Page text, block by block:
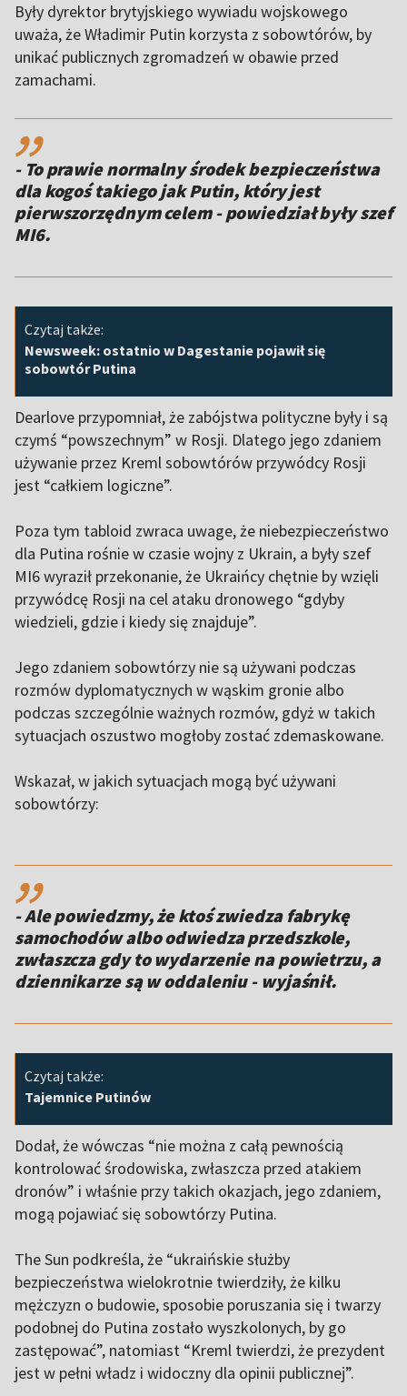
Były dyrektor brytyjskiego wywiadu wojskowego
uważa, że Władimir Putin korzysta z sobowtórów, by
unikać publicznych zgromadzeń w obawie przed
zamachami.
,,
- To prawie normalny środek bezpieczeństwa
dla kogoś takiego jak Putin, który jest
pierwszorzędnym celem - powiedział były szef
MI6.
Czytaj także:
Newsweek: ostatnio w Dagestanie pojawił się
sobowtór Putina
Dearlove przypomniał, że zabójstwa polityczne były i są
czymś “powszechnym” w Rosji. Dlatego jego zdaniem
używanie przez Kreml sobowtórów przywódcy Rosji
jest “całkiem logiczne”.
Poza tym tabloid zwraca uwage, że niebezpieczeństwo
dla Putina rośnie w czasie wojny z Ukrain, a były szef
MI6 wyraził przekonanie, że Ukraińcy chętnie by wzięli
przywódcę Rosji na cel ataku dronowego “gdyby
wiedzieli, gdzie i kiedy się znajduje”.
Jego zdaniem sobowtórzy nie są używani podczas
rozmów dyplomatycznych w wąskim gronie albo
podczas szczególnie ważnych rozmów, gdyż w takich
sytuacjach oszustwo mogłoby zostać zdemaskowane.
Wskazał, w jakich sytuacjach mogą być używani
sobowtórzy:
,,
- Ale powiedzmy, że ktoś zwiedza fabrykę
samochodów albo odwiedza przedszkole,
zwłaszcza gdy to wydarzenie na powietrzu, a
dziennikarze są w oddaleniu - wyjaśnił.
Czytaj także:
Tajemnice Putinów
Dodał, że wówczas “nie można z całą pewnością
kontrolować środowiska, zwłaszcza przed atakiem
dronów” i właśnie przy takich okazjach, jego zdaniem,
mogą pojawiać się sobowtórzy Putina.
The Sun podkreśla, że “ukraińskie służby
bezpieczeństwa wielokrotnie twierdziły, że kilku
mężczyzn o budowie, sposobie poruszania się i twarzy
podobnej do Putina zostało wyszkolonych, by go
zastępować”, natomiast “Kreml twierdzi, że prezydent
jest w pełni władz i widoczny dla opinii publicznej”.